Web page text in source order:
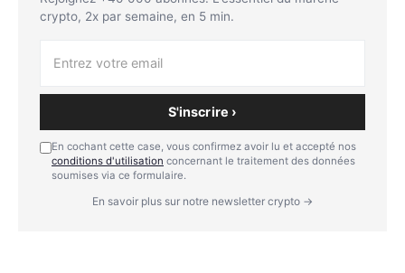
crypto, 2x par semaine, en 5 min.
S'inscrire ›
En cochant cette case, vous confirmez avoir lu et accepté nos
conditions d'utilisation concernant le traitement des données
soumises via ce formulaire.
En savoir plus sur notre newsletter crypto →